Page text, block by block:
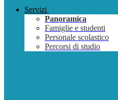
Servizi
Panoramica
Famiglie e studenti
Personale scolastico
Percorsi di studio